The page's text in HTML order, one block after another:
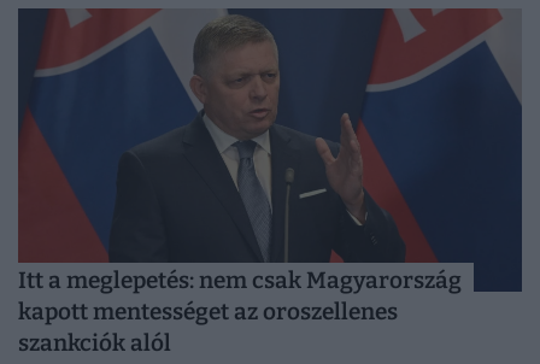
Itt a meglepetés: nem csak Magyarország
kapott mentességet az oroszellenes
szankciók alól